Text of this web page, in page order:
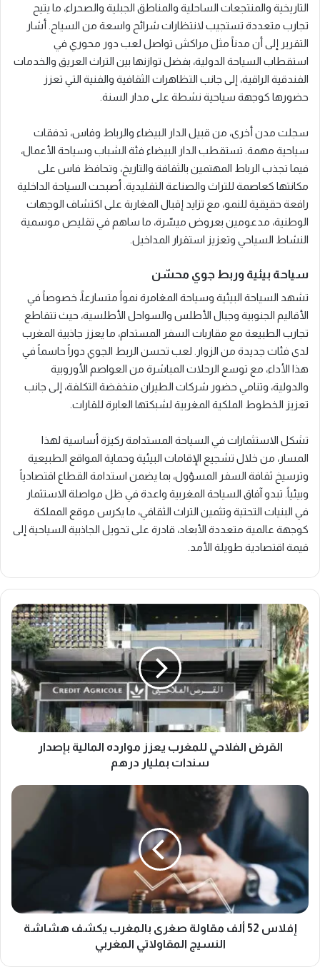
التاريخية والمنتجعات الساحلية والمناطق الجبلية والصحراء، ما يتيح
تجارب متعددة تستجيب لانتظارات شرائح واسعة من السياح. أشار
التقرير إلى أن مدناً مثل مراكش تواصل لعب دور محوري في
استقطاب السياحة الدولية، بفضل توازنها بين التراث العريق والخدمات
الفندقية الراقية، إلى جانب التظاهرات الثقافية والفنية التي تعزز
حضورها كوجهة سياحية نشطة على مدار السنة.
سجلت مدن أخرى، من قبيل الدار البيضاء والرباط وفاس، تدفقات
سياحية مهمة. تستقطب الدار البيضاء فئة الشباب وسياحة الأعمال،
فيما تجذب الرباط المهتمين بالثقافة والتاريخ، وتحافظ فاس على
مكانتها كعاصمة للتراث والصناعة التقليدية. أصبحت السياحة الداخلية
رافعة حقيقية للنمو، مع تزايد إقبال المغاربة على اكتشاف الوجهات
الوطنية، مدعومين بعروض ميسّرة، ما ساهم في تقليص موسمية
النشاط السياحي وتعزيز استقرار المداخيل.
سياحة بيئية وربط جوي محسّن
تشهد السياحة البيئية وسياحة المغامرة نمواً متسارعاً، خصوصاً في
الأقاليم الجنوبية وجبال الأطلس والسواحل الأطلسية، حيث تتقاطع
تجارب الطبيعة مع مقاربات السفر المستدام، ما يعزز جاذبية المغرب
لدى فئات جديدة من الزوار. لعب تحسن الربط الجوي دوراً حاسماً في
هذا الأداء، مع توسع الرحلات المباشرة من العواصم الأوروبية
والدولية، وتنامي حضور شركات الطيران منخفضة التكلفة، إلى جانب
تعزيز الخطوط الملكية المغربية لشبكتها العابرة للقارات.
تشكل الاستثمارات في السياحة المستدامة ركيزة أساسية لهذا
المسار، من خلال تشجيع الإقامات البيئية وحماية المواقع الطبيعية
وترسيخ ثقافة السفر المسؤول، بما يضمن استدامة القطاع اقتصادياً
وبيئياً. تبدو آفاق السياحة المغربية واعدة في ظل مواصلة الاستثمار
في البنيات التحتية وتثمين التراث الثقافي، ما يكرس موقع المملكة
كوجهة عالمية متعددة الأبعاد، قادرة على تحويل الجاذبية السياحية إلى
قيمة اقتصادية طويلة الأمد.
القرض
الفلاحي
للمغرب
يعزز
موارده
المالية
بإصدار
سندات
بمليار
القرض الفلاحي للمغرب يعزز موارده المالية بإصدار
سندات بمليار درهم
إفلاس
مقاولة
صغرى
بالمغرب
يكشف
هشاشة
النسيج
المقاولاتي
إفلاس 52 ألف مقاولة صغرى بالمغرب يكشف هشاشة
النسيج المقاولاتي المغربي